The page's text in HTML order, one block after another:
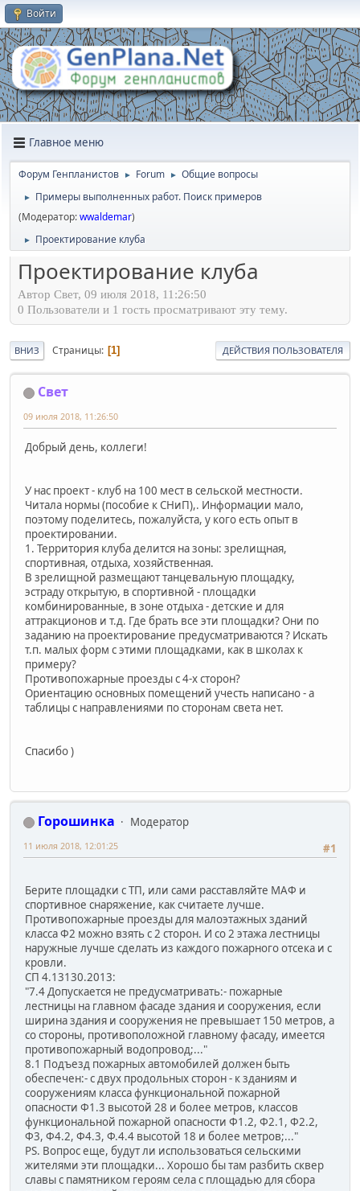
Войти
Главное меню
Форум Генпланистов ► Forum ► Общие вопросы
►
Примеры выполненных работ. Поиск примеров
(Модератор:wwaldemar)
► Проектирование клуба
Проектирование клуба
Автор Свет, 09 июля 2018, 11:26:50
0 Пользователи и 1 гость просматривают эту тему.
ВНИЗ Страницы 1 ДЕЙСТВИЯ ПОЛЬЗОВАТЕЛЯ
Свет
09 июля 2018, 11:26:50
Добрый день, коллеги!
У нас проект - клуб на 100 мест в сельской местности.
Читала нормы (пособие к СНиП),. Информации мало,
поэтому поделитесь, пожалуйста, у кого есть опыт в
проектировании.
1. Территория клуба делится на зоны: зрелищная,
спортивная, отдыха, хозяйственная.
В зрелищной размещают танцевальную площадку,
эстраду открытую, в спортивной - площадки
комбинированные, в зоне отдыха - детские и для
аттракционов и т.д. Где брать все эти площадки? Они по
заданию на проектирование предусматриваются ? Искать
т.п. малых форм с этими площадками, как в школах к
примеру?
Противопожарные проезды с 4-х сторон?
Ориентацию основных помещений учесть написано - а
таблицы с направлениями по сторонам света нет.
Спасибо )
Горошинка
Модератор
#1
11 июля 2018, 12:01:25
Берите площадки с ТП, или сами расставляйте МАФ и
спортивное снаряжение, как считаете лучше.
Противопожарные проезды для малоэтажных зданий
класса Ф2 можно взять с 2 сторон. И со 2 этажа лестницы
наружные лучше сделать из каждого пожарного отсека и с
кровли.
СП 4.13130.2013:
"7.4 Допускается не предусматривать:- пожарные
лестницы на главном фасаде здания и сооружения, если
ширина здания и сооружения не превышает 150 метров, а
со стороны, противоположной главному фасаду, имеется
противопожарный водопровод;..."
8.1 Подъезд пожарных автомобилей должен быть
обеспечен:- с двух продольных сторон - к зданиям и
сооружениям класса функциональной пожарной
опасности Ф1.3 высотой 28 и более метров, классов
функциональной пожарной опасности Ф1.2, Ф2.1, Ф2.2,
Ф3, Ф4.2, Ф4.3, Ф.4.4 высотой 18 и более метров;..."
PS. Вопрос еще, будут ли использоваться сельскими
жителями эти площадки... Хорошо бы там разбить сквер
славы с памятником героям села с площадью для сбора